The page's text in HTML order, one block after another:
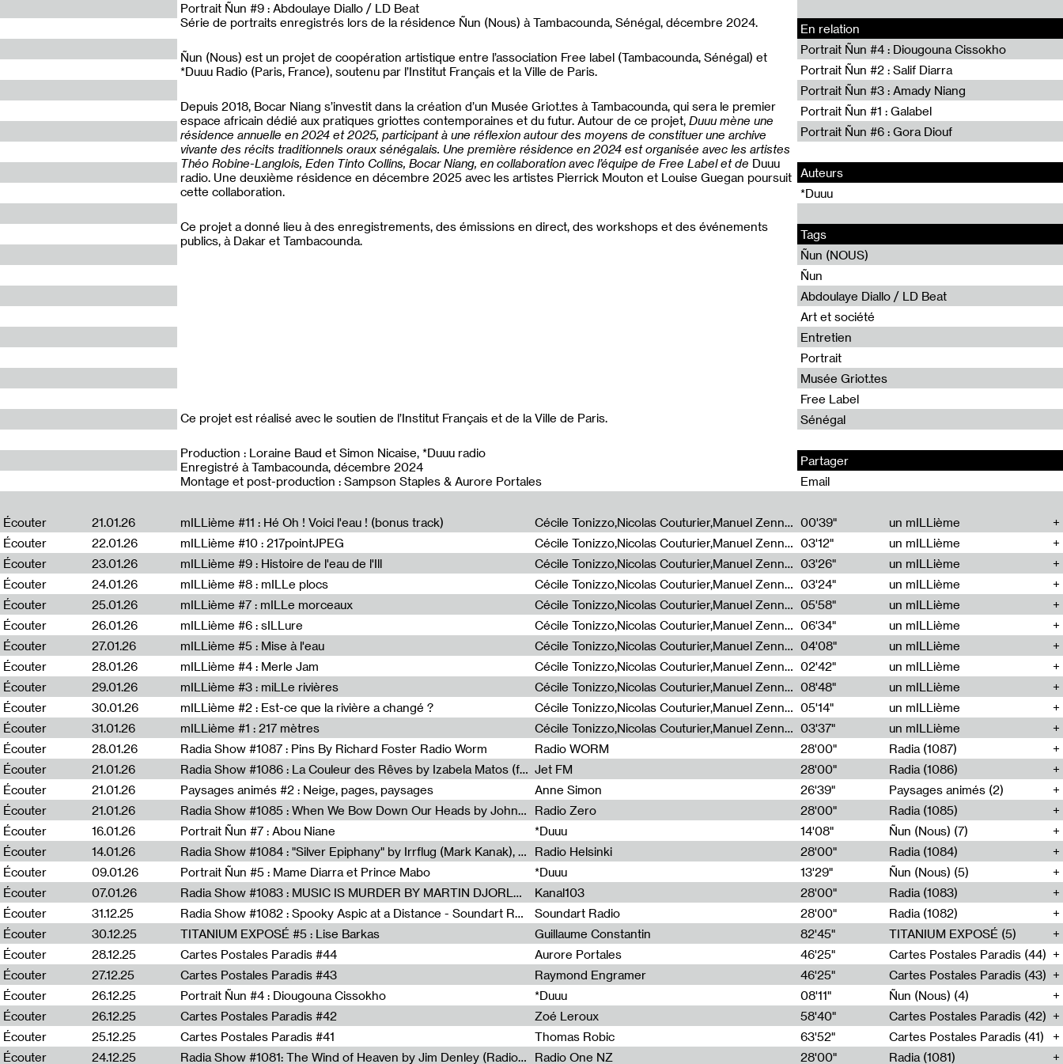
Écouter 21.01.26 mILLième #11 : Hé Oh ! Voici l'eau ! (bonus track) Cécile Tonizzo,Nicolas Couturier,Manuel Zenner,Aquila Lescene,Curtis Coco,Cyril Magnier 00'39"
un mILLième
Écouter
22.01.26 mILLième #10 : 217pointJPEG Cécile Tonizzo,Nicolas Couturier,Manuel Zenner,Aquila Lescene,Curtis Coco,Cyril Magnier 03'12"
un mILLième
Écouter
23.01.26 mILLième #9 : Histoire de l'eau de l'Ill Cécile Tonizzo,Nicolas Couturier,Manuel Zenner,Aquila Lescene,Curtis Coco,Cyril Magnier 03'26"
un mILLième
Écouter
24.01.26 mILLième #8 : mILLe plocs Cécile Tonizzo,Nicolas Couturier,Manuel Zenner,Aquila Lescene,Curtis Coco,Cyril Magnier 03'24"
un mILLième
Écouter
25.01.26 mILLième #7 : mILLe morceaux Cécile Tonizzo,Nicolas Couturier,Manuel Zenner,Aquila Lescene,Curtis Coco,Cyril Magnier 05'58"
un mILLième
Écouter
26.01.26 mILLième #6 : sILLure Cécile Tonizzo,Nicolas Couturier,Manuel Zenner,Aquila Lescene,Curtis Coco,Cyril Magnier 06'34"
un mILLième
Écouter
27.01.26 mILLième #5 : Mise à l'eau Cécile Tonizzo,Nicolas Couturier,Manuel Zenner,Aquila Lescene,Curtis Coco,Cyril Magnier 04'08"
un mILLième
Écouter
28.01.26 mILLième #4 : Merle Jam Cécile Tonizzo,Nicolas Couturier,Manuel Zenner,Aquila Lescene,Curtis Coco,Cyril Magnier 02'42"
un mILLième
Écouter
29.01.26 mILLième #3 : miLLe rivières Cécile Tonizzo,Nicolas Couturier,Manuel Zenner,Aquila Lescene,Curtis Coco,Cyril Magnier 08'48"
un mILLième
Écouter
30.01.26 mILLième #2 : Est-ce que la rivière a changé ? Cécile Tonizzo,Nicolas Couturier,Manuel Zenner,Aquila Lescene,Curtis Coco,Cyril Magnier 05'14"
un mILLième
Écouter
31.01.26 mILLième #1 : 217 mètres Cécile Tonizzo,Nicolas Couturier,Manuel Zenner,Aquila Lescene,Curtis Coco,Cyril Magnier 03'37"
un mILLième
Écouter
28.01.26 Radia Show #1087 : Pins By Richard Foster Radio Worm Radio WORM 28'00"
Radia (1087)
Écouter
21.01.26 Radia Show #1086 : La Couleur des Rêves by Izabela Matos (for Jet FM) Jet FM 28'00"
Radia (1086)
Écouter
21.01.26 Paysages animés #2 : Neige, pages, paysages Anne Simon 26'39"
Paysages animés (2)
Écouter
21.01.26 Radia Show #1085 : When We Bow Down Our Heads by John Roach (Radia edit, Rádio Zero) Radio Zero 28'00"
Radia (1085)
Écouter
16.01.26 Portrait Ñun #7 : Abou Niane *Duuu 14'08"
Ñun (Nous) (7)
Écouter
14.01.26 Radia Show #1084 : "Silver Epiphany" by Irrflug (Mark Kanak), featuring Jarboe and Blixa Bargeld (for Radio Helsinki) Radio Helsinki 28'00"
Radia (1084)
Écouter
09.01.26 Portrait Ñun #5 : Mame Diarra et Prince Mabo *Duuu 13'29"
Ñun (Nous) (5)
Écouter
07.01.26 Radia Show #1083 : MUSIC IS MURDER BY MARTIN DJORLEV (KANAL103) Kanal103 28'00"
Radia (1083)
Écouter
31.12.25 Radia Show #1082 : Spooky Aspic at a Distance - Soundart Radio Soundart Radio 28'00"
Radia (1082)
Écouter
30.12.25 TITANIUM EXPOSÉ #5 : Lise Barkas Guillaume Constantin 82'45"
TITANIUM EXPOSÉ (5)
Écouter
28.12.25 Cartes Postales Paradis #44 Aurore Portales 46'25"
Cartes Postales Paradis (44)
Écouter
27.12.25 Cartes Postales Paradis #43 Raymond Engramer 46'25"
Cartes Postales Paradis (43)
Écouter
26.12.25 Portrait Ñun #4 : Diougouna Cissokho *Duuu 08'11"
Ñun (Nous) (4)
Écouter
26.12.25 Cartes Postales Paradis #42 Zoé Leroux 58'40"
Cartes Postales Paradis (42)
Écouter
25.12.25 Cartes Postales Paradis #41 Thomas Robic 63'52"
Cartes Postales Paradis (41)
Écouter
24.12.25 Radia Show #1081: The Wind of Heaven by Jim Denley (Radio One 91 FM) Radio One NZ 28'00" Radia (1081)
Portrait Ñun #9 : Abdoulaye Diallo / LD Beat
Série de portraits enregistrés lors de la résidence Ñun (Nous) à Tambacounda, Sénégal, décembre 2024.
Ñun (Nous) est un projet de coopération artistique entre l’association Free label (Tambacounda, Sénégal) et
*Duuu Radio (Paris, France), soutenu par l’Institut Français et la Ville de Paris.
Depuis 2018, Bocar Niang s’investit dans la création d’un Musée Griot.tes à Tambacounda, qui sera le premier
espace africain dédié aux pratiques griottes contemporaines et du futur. Autour de ce projet, Duuu mène une
résidence annuelle en 2024 et 2025, participant à une réflexion autour des moyens de constituer une archive
vivante des récits traditionnels oraux sénégalais. Une première résidence en 2024 est organisée avec les artistes
Théo Robine-Langlois, Eden Tinto Collins, Bocar Niang, en collaboration avec l’équipe de Free Label et de Duuu
radio. Une deuxième résidence en décembre 2025 avec les artistes Pierrick Mouton et Louise Guegan poursuit
cette collaboration.
Ce projet a donné lieu à des enregistrements, des émissions en direct, des workshops et des événements
publics, à Dakar et Tambacounda.
Ce projet est réalisé avec le soutien de l’Institut Français et de la Ville de Paris.
Production : Loraine Baud et Simon Nicaise, *Duuu radio
Enregistré à Tambacounda, décembre 2024
Montage et post-production : Sampson Staples & Aurore Portales
En relation
Portrait Ñun #4 : Diougouna Cissokho
Portrait Ñun #2 : Salif Diarra
Portrait Ñun #3 : Amady Niang
Portrait Ñun #1 : Galabel
Portrait Ñun #6 : Gora Diouf
Auteurs
*Duuu
Tags
Ñun (NOUS)
Ñun
Abdoulaye Diallo / LD Beat
Art et société
Entretien
Portrait
Musée Griot.tes
Free Label
Sénégal
Partager
Email